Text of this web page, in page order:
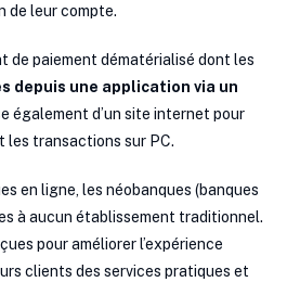
de leur compte.
de paiement dématérialisé dont les
depuis une application via un
également d’un site internet pour
transactions sur PC.
en ligne, les néobanques (banques
à aucun établissement traditionnel.
pour améliorer l’expérience
clients des services pratiques et